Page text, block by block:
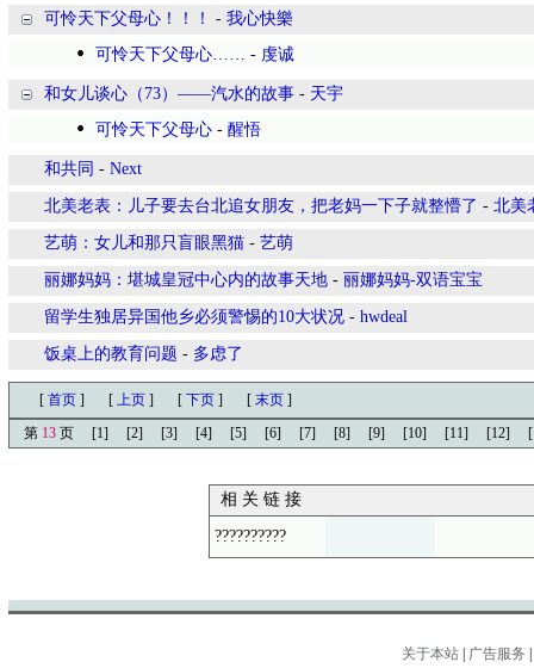
可怜天下父母心！！！ - 我心快樂
可怜天下父母心…… - 虔诚
和女儿谈心（73）——汽水的故事 - 天宇
可怜天下父母心 - 醒悟
和共同 - Next
北美老表：儿子要去台北追女朋友，把老妈一下子就整懵了 - 北美
艺萌：女儿和那只盲眼黑猫 - 艺萌
丽娜妈妈：堪城皇冠中心内的故事天地 - 丽娜妈妈-双语宝宝
留学生独居异国他乡必须警惕的10大状况 - hwdeal
饭桌上的教育问题 - 多虑了
[ 首页 ] [ 上页 ] [ 下页 ] [ 末页 ]
第 13 页 [1] [2] [3] [4] [5] [6] [7] [8] [9] [10] [11] [12]
相 关 链 接
??????????
关于本站 广告服务